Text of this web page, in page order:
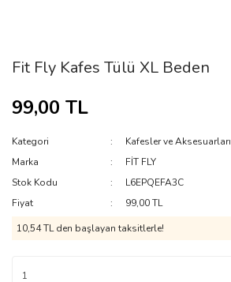
Fit Fly Kafes Tülü XL Beden
99,00 TL
Kategori Kafesler ve Aksesuarları
Marka
FİT FLY
Stok Kodu
L6EPQEFA3C
Fiyat
99,00 TL
10,54 TL den başlayan taksitlerle!